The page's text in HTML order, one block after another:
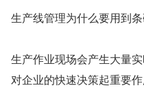
生产线管理为什么要用到条
生产作业现场会产生大量
对企业的快速决策起重要